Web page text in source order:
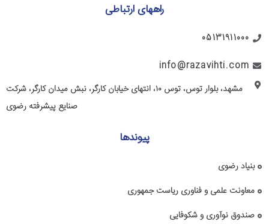
راههای ارتباطی
05131911000
info@razavihti.com
مشهد، بلوار توس، توس ۱۰، انتهای خیابان کارگر، نبش میدان کارگر، شرکت
صنایع پیشرفته رضوی
پیوندها
بنیاد رضوی
معاونت علمی و فناوری ریاست جمهوری
صندوق نوآوری و شکوفایی